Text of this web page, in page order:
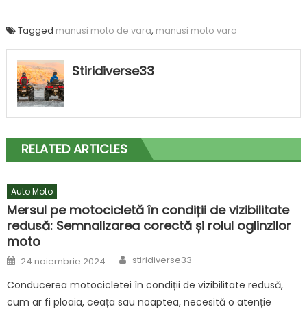
Tagged manusi moto de vara, manusi moto vara
Stiridiverse33
RELATED ARTICLES
Auto Moto
Mersul pe motocicletă în condiții de vizibilitate
redusă: Semnalizarea corectă și rolul oglinzilor
moto
Posted
on
24 noiembrie 2024 Author
stiridiverse33
Conducerea motocicletei în condiții de vizibilitate redusă,
cum ar fi ploaia, ceața sau noaptea, necesită o atenție